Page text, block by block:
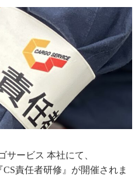
サービス 本社にて
責任者研修』が開催されま